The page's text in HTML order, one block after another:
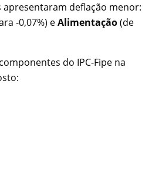
apresentaram deflação menor:
-0,07%) eAlimentação(de
do IPC-Fipe na